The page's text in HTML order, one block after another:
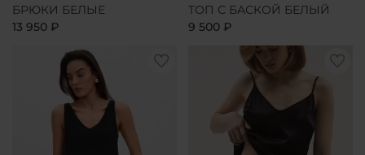
БРЮКИ БЕЛЫЕ
13 950 ₽
ТОП С БАСКОЙ БЕЛЫЙ
9 500 ₽